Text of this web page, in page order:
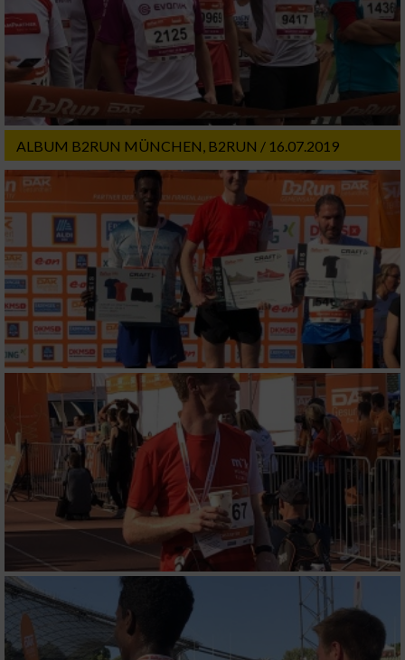
ALBUM B2RUN MÜNCHEN, B2RUN / 16.07.2019